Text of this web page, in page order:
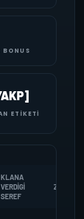
BONUS
ETIKETI
KLANA
VERDIGI
SEREF
ZOMBI